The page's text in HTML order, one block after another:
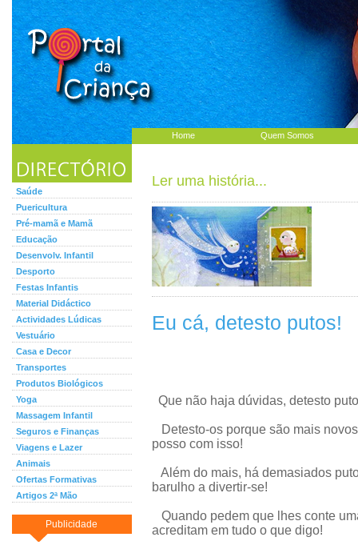
Home Quem Somos
Saúde
Puericultura
Pré-mamã e Mamã
Educação
Desenvolv. Infantil
Desporto
Festas Infantis
Material Didáctico
Actividades Lúdicas
Vestuário
Casa e Decor
Transportes
Produtos Biológicos
Yoga
Massagem Infantil
Seguros e Finanças
Viagens e Lazer
Animais
Ofertas Formativas
Artigos 2ª Mão
Publicidade
Ler uma história...
Eu cá, detesto putos!
Que não haja dúvidas, detesto
Detesto-os porque são mais
posso com isso!
Além do mais, há demasiados
barulho a divertir-se!
Quando pedem que lhes conte
acreditam em tudo o que digo!